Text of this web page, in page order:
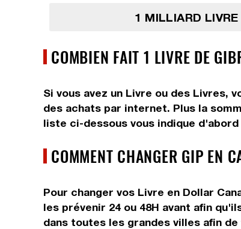
1 MILLIARD
COMBIEN FAIT 1 LIVRE DE
Si vous avez un Livre ou des Livres,
des achats par internet. Plus la
liste ci-dessous vous indique
COMMENT CHANGER GIP EN
Pour changer vos Livre en Dollar
les prévenir 24 ou 48H avant afin
dans toutes les grandes villes afin